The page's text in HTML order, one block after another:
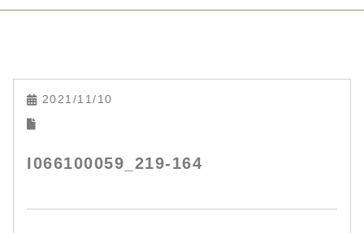
2021/11/10
I066100059_219-164